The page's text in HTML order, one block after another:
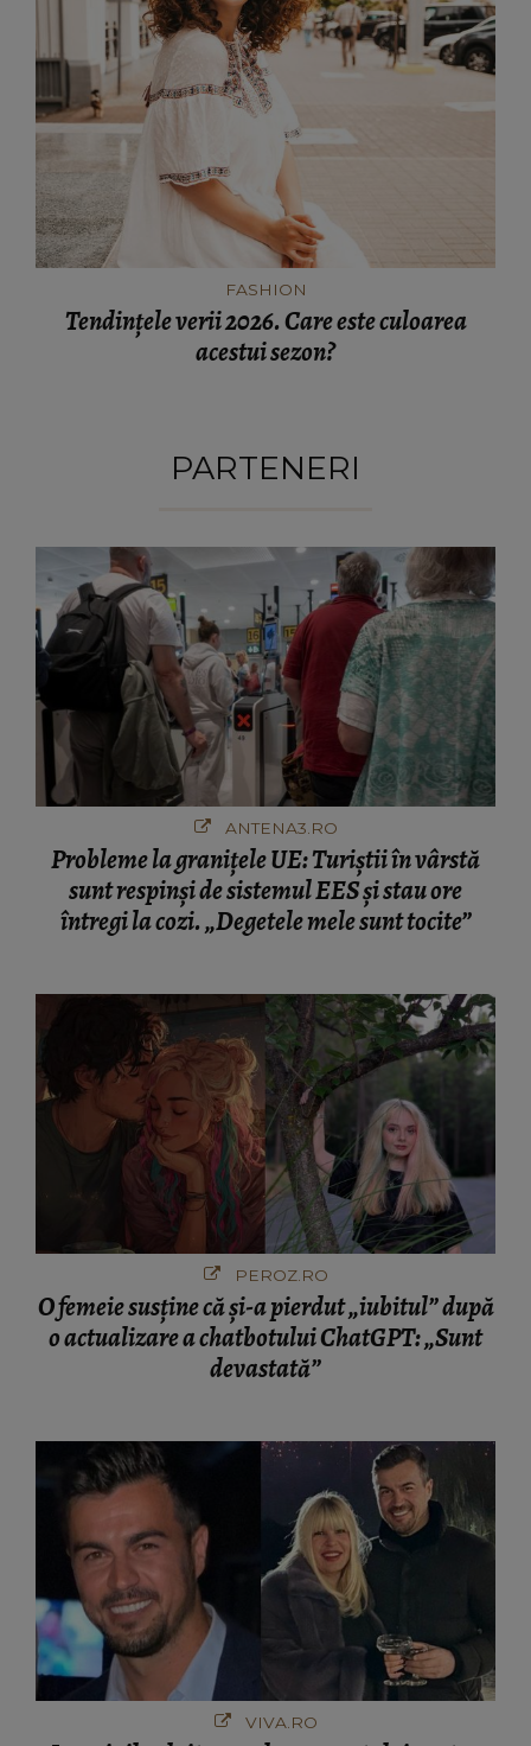
FASHION
Tendințele verii 2026. Care este culoarea
acestui sezon?
PARTENERI
ANTENA3.RO
Probleme la granițele UE: Turiștii în vârstă
sunt respinși de sistemul EES și stau ore
întregi la cozi. „Degetele mele sunt tocite”
PEROZ.RO
O femeie susține că și-a pierdut „iubitul” după
o actualizare a chatbotului ChatGPT: „Sunt
devastată”
VIVA.RO